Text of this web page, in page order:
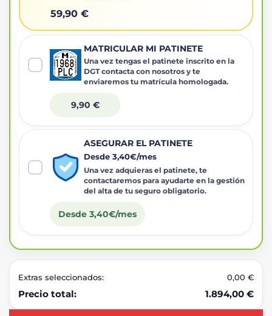
59,90 €
MATRICULAR MI PATINETE
Una vez tengas el patinete inscrito en la
DGT contacta con nosotros y te
enviaremos tu matrícula homologada.
9,90 €
ASEGURAR EL PATINETE
Desde 3,40€/mes
Una vez adquieras el patinete, te
contactaremos para ayudarte en la gestión
del alta de tu seguro obligatorio.
Desde 3,40€/mes
Extras seleccionados: 0,00 €
Precio total: 1.894,00 €